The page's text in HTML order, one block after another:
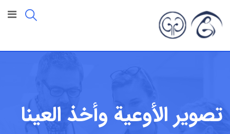
تصوير الأوعية وأخذ العينا